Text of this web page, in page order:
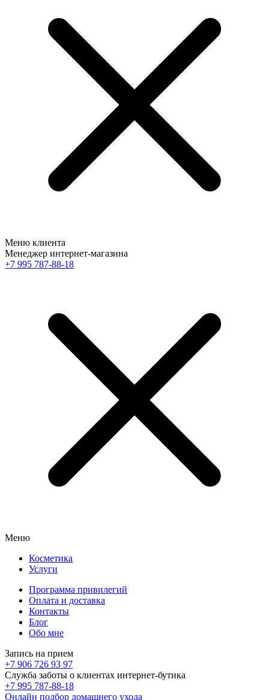
Меню клиента
Менеджер интернет-магазина
+7 995 787-88-18
Меню
Косметика
Услуги
Программа привилегий
Оплата и доставка
Контакты
Блог
Обо мне
Запись на прием
+7 906 726 93 97
Служба заботы о клиентах интернет-бутика
+7 995 787-88-18
Онлайн подбор домашнего ухода